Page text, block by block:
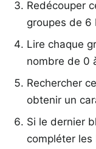
Redécouper
groupes de 6
Lire chaque
nombre de 0
Rechercher
obtenir un
Si le dernier
compléter